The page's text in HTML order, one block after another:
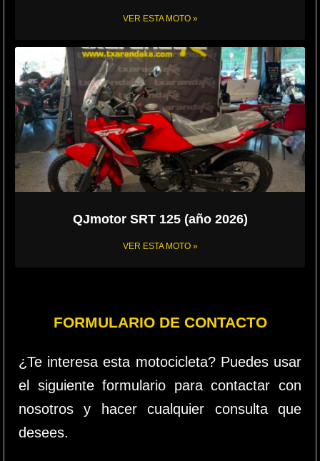
VER ESTA MOTO »
QJmotor SRT 125 (año 2026)
VER ESTA MOTO »
FORMULARIO DE CONTACTO
¿Te interesa esta motocicleta? Puedes usar
el siguiente formulario para contactar con
nosotros y hacer cualquier consulta que
desees.